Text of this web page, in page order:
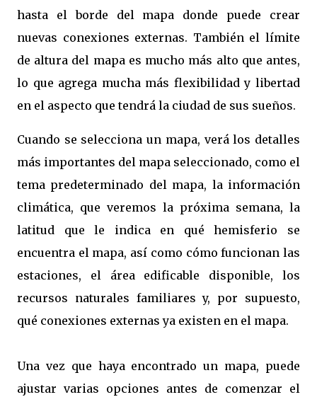
hasta el borde del mapa donde puede crear
nuevas conexiones externas. También el límite
de altura del mapa es mucho más alto que antes,
lo que agrega mucha más flexibilidad y libertad
en el aspecto que tendrá la ciudad de sus sueños.
Cuando se selecciona un mapa, verá los detalles
más importantes del mapa seleccionado, como el
tema predeterminado del mapa, la información
climática, que veremos la próxima semana, la
latitud que le indica en qué hemisferio se
encuentra el mapa, así como cómo funcionan las
estaciones, el área edificable disponible, los
recursos naturales familiares y, por supuesto,
qué conexiones externas ya existen en el mapa.
Una vez que haya encontrado un mapa, puede
ajustar varias opciones antes de comenzar el